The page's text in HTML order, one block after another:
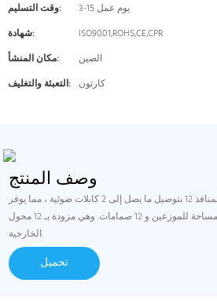
وقت التسليم:
3-15 يوم عمل
شهادة:
ISO9001,ROHS,CE,CPR
مكان المنشأ:
الصين
التعبئة والتغليف: كارتون
وصف المنتج
يمكن أن يقوم مربع توزيع ألياف المنافذ 12 بتوصيل ما يصل إلى 2 كابلات ضوئية ، مما يوفر
مساحة للموزعين و 12 صمامات. وهي مزودة بـ 12 محول SC ويمكنها العمل في البيئات
الخارجية.
تحميل